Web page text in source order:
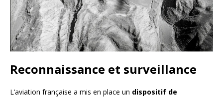
Reconnaissance et surveillance
L’aviation française a mis en place un dispositif de